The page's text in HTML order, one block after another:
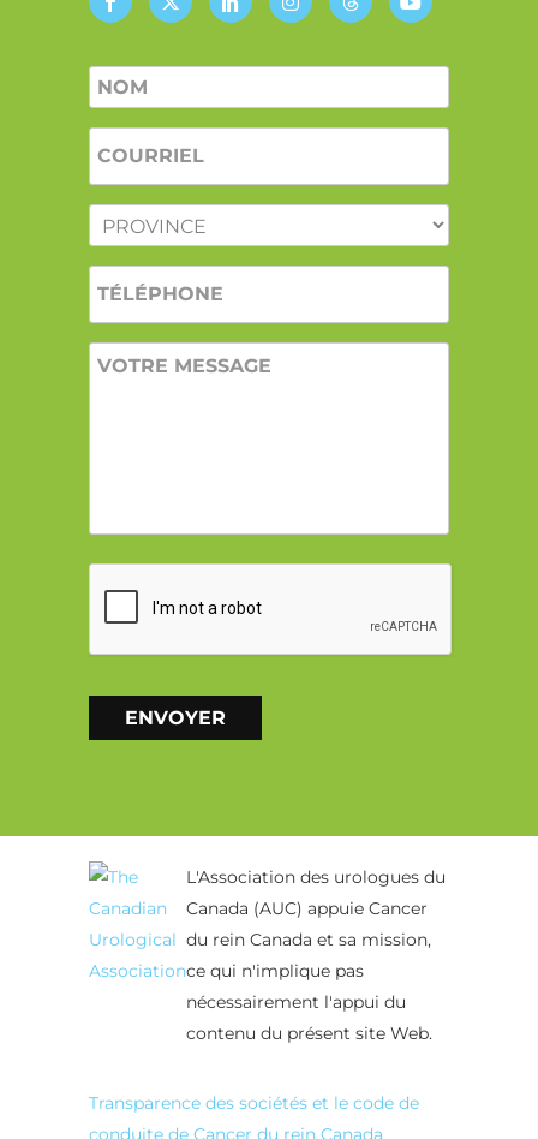
Nom
PROVINCE
VOTRE
MESSAGE
ENVOYER
L'Association des urologues du
Canada (AUC) appuie Cancer
du rein Canada et sa mission,
ce qui n'implique pas
nécessairement l'appui du
contenu du présent site Web.
Transparence des sociétés et le code de
conduite de Cancer du rein Canada